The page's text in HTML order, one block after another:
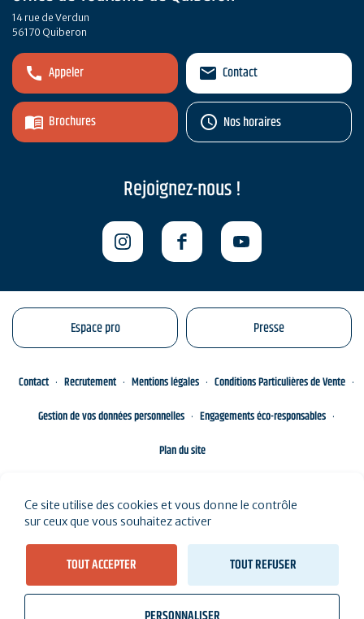
14 rue de Verdun
56170 Quiberon
Appeler
Brochures
Contact
Nos horaires
Rejoignez-nous !
Espace pro Presse
Contact Recrutement Mentions légales
Conditions Particulières de Vente
Gestion de vos données personnelles
Engagements éco-responsables
Plan du site
Ce site utilise des cookies et vous donne le contrôle
sur ceux que vous souhaitez activer
TOUT ACCEPTER TOUT REFUSER